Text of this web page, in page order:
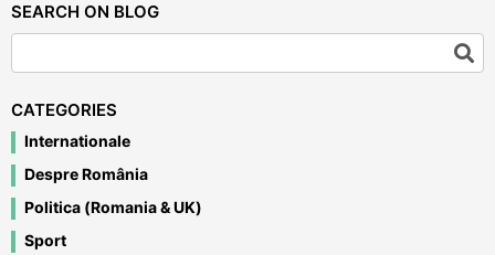
SEARCH ON BLOG
CATEGORIES
Internationale
Despre România
Politica (Romania & UK)
Sport